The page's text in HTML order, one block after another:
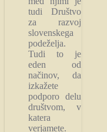
tudi Društvo
za razvoj
slovenskega
podeželja.
Tudi to je
eden od
načinov, da
izkažete
podporo delu
društvom, v
katera
verjamete.